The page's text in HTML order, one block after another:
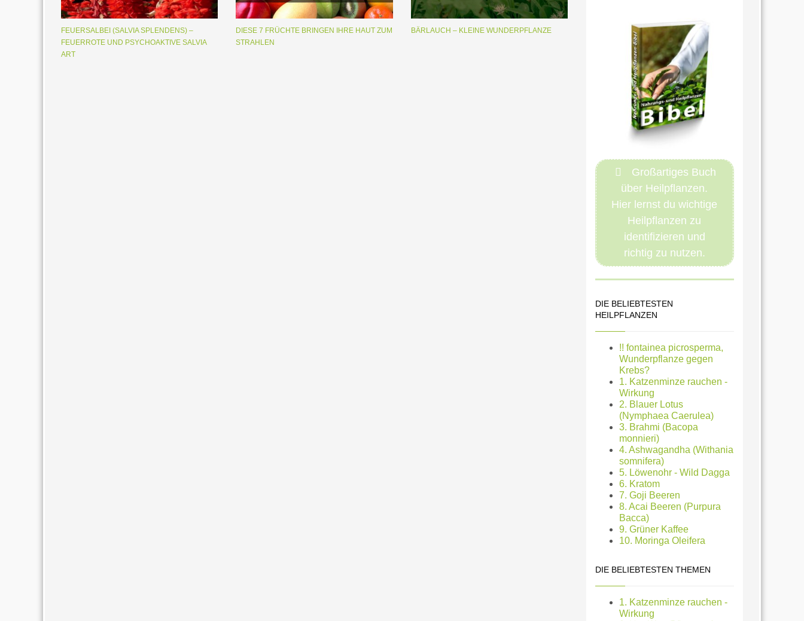
FEUERSALBEI (SALVIA SPLENDENS) –
FEUERROTE UND PSYCHOAKTIVE SALVIA
ART
DIESE 7 FRÜCHTE BRINGEN IHRE HAUT ZUM
STRAHLEN
BÄRLAUCH – KLEINE WUNDERPFLANZE
Großartiges Buch
über Heilpflanzen.
Hier lernst du wichtige
Heilpflanzen zu
identifizieren und
richtig zu nutzen.
DIE BELIEBTESTEN
HEILPFLANZEN
!! fontainea picrosperma,
Wunderpflanze gegen
Krebs?
1. Katzenminze rauchen -
Wirkung
2. Blauer Lotus
(Nymphaea Caerulea)
3. Brahmi (Bacopa
monnieri)
4. Ashwagandha (Withania
somnifera)
5. Löwenohr - Wild Dagga
6. Kratom
7. Goji Beeren
8. Acai Beeren (Purpura
Bacca)
9. Grüner Kaffee
10. Moringa Oleifera
DIE BELIEBTESTEN THEMEN
1. Katzenminze rauchen -
Wirkung